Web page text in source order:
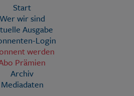
Start
Wer wir sind
Ausgabe
Login
werden
Prämien
Archiv
Mediadaten